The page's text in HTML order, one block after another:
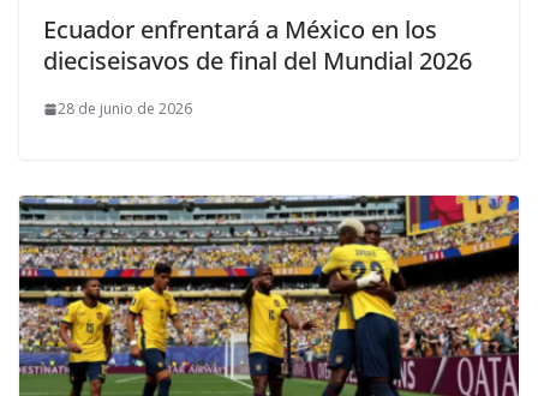
Ecuador enfrentará a México en los
dieciseisavos de final del Mundial 2026
28 de junio de 2026